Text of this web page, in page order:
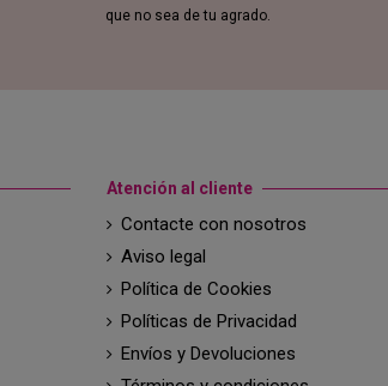
que no sea de tu agrado.
Atención al cliente
Contacte con nosotros
Aviso legal
Política de Cookies
Políticas de Privacidad
Envíos y Devoluciones